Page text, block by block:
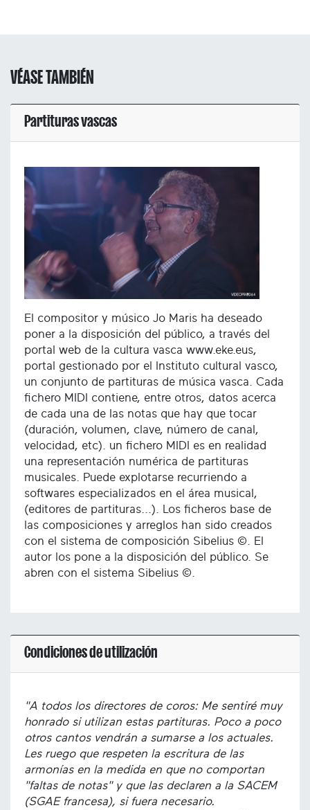
VÉASE TAMBIÉN
Partituras vascas
El compositor y músico Jo Maris ha deseado
poner a la disposición del público, a través del
portal web de la cultura vasca www.eke.eus,
portal gestionado por el Instituto cultural vasco,
un conjunto de partituras de música vasca. Cada
fichero MIDI contiene, entre otros, datos acerca
de cada una de las notas que hay que tocar
(duración, volumen, clave, número de canal,
velocidad, etc). un fichero MIDI es en realidad
una representación numérica de partituras
musicales. Puede explotarse recurriendo a
softwares especializados en el área musical,
(editores de partituras...). Los ficheros base de
las composiciones y arreglos han sido creados
con el sistema de composición Sibelius ©. El
autor los pone a la disposición del público. Se
abren con el sistema Sibelius ©.
Condiciones de utilización
"A todos los directores de coros: Me sentiré muy
honrado si utilizan estas partituras. Poco a poco
otros cantos vendrán a sumarse a los actuales.
Les ruego que respeten la escritura de las
armonías en la medida en que no comportan
"faltas de notas" y que las declaren a la SACEM
(SGAE francesa), si fuera necesario.